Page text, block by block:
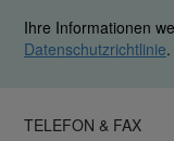
Ihre Informationen
Datenschutzrichtlinie.
TELEFON & FAX